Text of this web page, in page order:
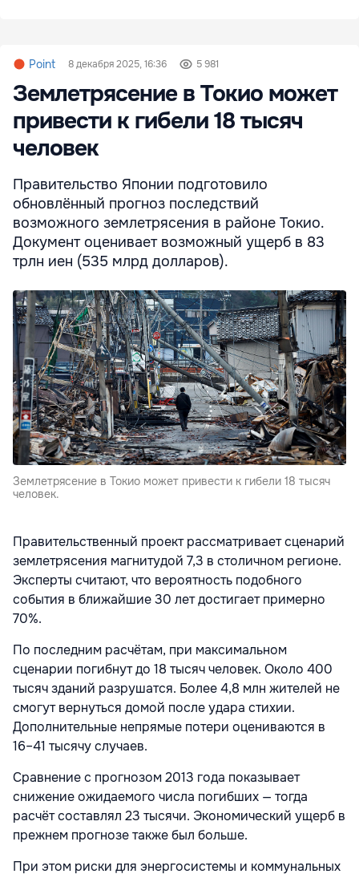
Point 8 декабря 2025, 16:36 5 981
​​Землетрясение в Токио может
привести к гибели 18 тысяч
человек
Правительство Японии подготовило
обновлённый прогноз последствий
возможного землетрясения в районе Токио.
Документ оценивает возможный ущерб в 83
трлн иен (535 млрд долларов).
​​Землетрясение в Токио может привести к гибели 18 тысяч
человек.
Правительственный проект рассматривает сценарий
землетрясения магнитудой 7,3 в столичном регионе.
Эксперты считают, что вероятность подобного
события в ближайшие 30 лет достигает примерно
70%.
По последним расчётам, при максимальном
сценарии погибнут до 18 тысяч человек. Около 400
тысяч зданий разрушатся. Более 4,8 млн жителей не
смогут вернуться домой после удара стихии.
Дополнительные непрямые потери оцениваются в
16–41 тысячу случаев.
Сравнение с прогнозом 2013 года показывает
снижение ожидаемого числа погибших — тогда
расчёт составлял 23 тысячи. Экономический ущерб в
прежнем прогнозе также был больше.
При этом риски для энергосистемы и коммунальных